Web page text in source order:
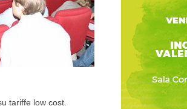
tariffe low cost.